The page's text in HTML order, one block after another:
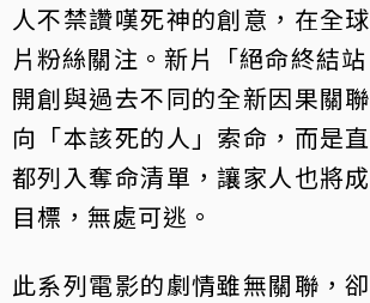
人不禁讚嘆死神的創意，在全
片粉絲關注。新片「絕命終結
開創與過去不同的全新因果關
向「本該死的人」索命，而是
都列入奪命清單，讓家人也將
目標，無處可逃。
此系列電影的劇情雖無關聯，